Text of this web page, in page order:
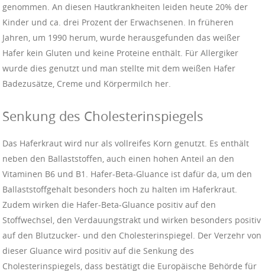
genommen. An diesen Hautkrankheiten leiden heute 20% der
Kinder und ca. drei Prozent der Erwachsenen. In früheren
Jahren, um 1990 herum, wurde herausgefunden das weißer
Hafer kein Gluten und keine Proteine enthält. Für Allergiker
wurde dies genutzt und man stellte mit dem weißen Hafer
Badezusätze, Creme und Körpermilch her.
Senkung des Cholesterinspiegels
Das Haferkraut wird nur als vollreifes Korn genutzt. Es enthält
neben den Ballaststoffen, auch einen hohen Anteil an den
Vitaminen B6 und B1. Hafer-Beta-Gluance ist dafür da, um den
Ballaststoffgehalt besonders hoch zu halten im Haferkraut.
Zudem wirken die Hafer-Beta-Gluance positiv auf den
Stoffwechsel, den Verdauungstrakt und wirken besonders positiv
auf den Blutzucker- und den Cholesterinspiegel. Der Verzehr von
dieser Gluance wird positiv auf die Senkung des
Cholesterinspiegels, dass bestätigt die Europäische Behörde für